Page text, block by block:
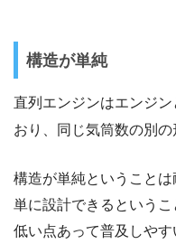
構造が単純
直列エンジンはエンジ
おり、同じ気筒数の別の
構造が単純ということ
単に設計できるという
低い点あって普及しやす